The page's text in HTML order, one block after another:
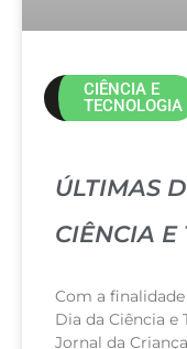
CIÊNCIA E
TECNOLOGIA
ÚLTIMAS
CIÊNCIA E
Com a
Dia da Ciência e
Jornal da